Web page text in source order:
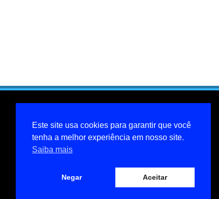
Este site usa cookies para garantir que você
tenha a melhor experiência em nosso site.
Saiba mais
Negar Aceitar